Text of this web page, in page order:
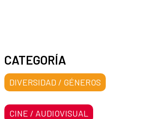
CATEGORÍA
DIVERSIDAD / GÉNEROS
CINE / AUDIOVISUAL